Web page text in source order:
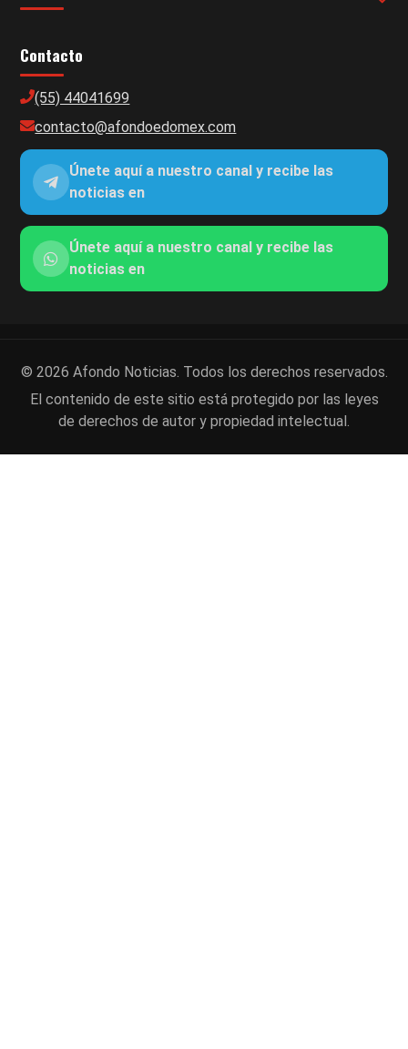
Contacto
(55) 44041699
contacto@afondoedomex.com
Únete aquí a nuestro canal y recibe las
noticias en
Únete aquí a nuestro canal y recibe las
noticias en
© 2026 Afondo Noticias. Todos los derechos reservados.
El contenido de este sitio está protegido por las leyes
de derechos de autor y propiedad intelectual.